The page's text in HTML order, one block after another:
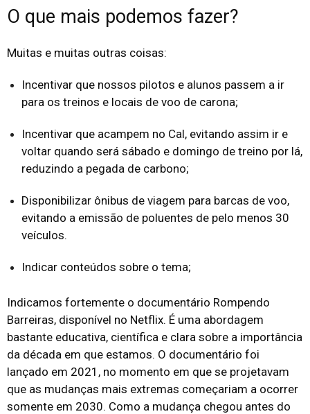
O que mais podemos fazer?
Muitas e muitas outras coisas:
Incentivar que nossos pilotos e alunos passem a ir
para os treinos e locais de voo de carona;
Incentivar que acampem no Cal, evitando assim ir e
voltar quando será sábado e domingo de treino por lá,
reduzindo a pegada de carbono;
Disponibilizar ônibus de viagem para barcas de voo,
evitando a emissão de poluentes de pelo menos 30
veículos.
Indicar conteúdos sobre o tema;
Indicamos fortemente o documentário Rompendo
Barreiras, disponível no Netflix. É uma abordagem
bastante educativa, científica e clara sobre a importância
da década em que estamos. O documentário foi
lançado em 2021, no momento em que se projetavam
que as mudanças mais extremas começariam a ocorrer
somente em 2030. Como a mudança chegou antes do